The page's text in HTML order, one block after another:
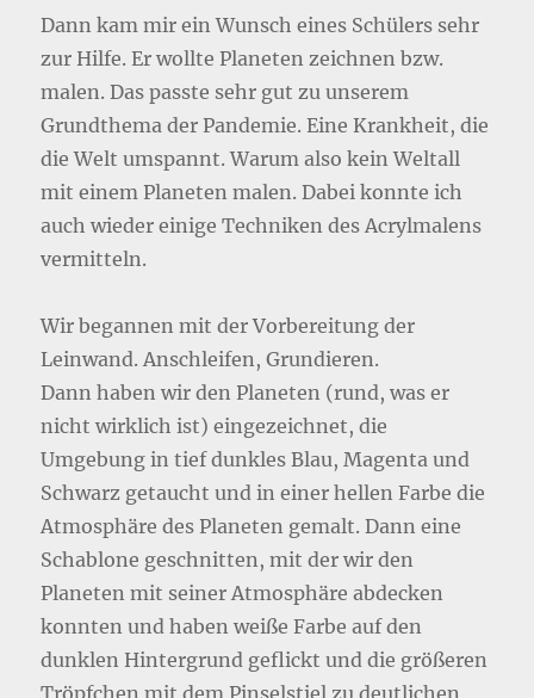
Dann kam mir ein Wunsch eines Schülers sehr
zur Hilfe. Er wollte Planeten zeichnen bzw.
malen. Das passte sehr gut zu unserem
Grundthema der Pandemie. Eine Krankheit, die
die Welt umspannt. Warum also kein Weltall
mit einem Planeten malen. Dabei konnte ich
auch wieder einige Techniken des Acrylmalens
vermitteln.
Wir begannen mit der Vorbereitung der
Leinwand. Anschleifen, Grundieren.
Dann haben wir den Planeten (rund, was er
nicht wirklich ist) eingezeichnet, die
Umgebung in tief dunkles Blau, Magenta und
Schwarz getaucht und in einer hellen Farbe die
Atmosphäre des Planeten gemalt. Dann eine
Schablone geschnitten, mit der wir den
Planeten mit seiner Atmosphäre abdecken
konnten und haben weiße Farbe auf den
dunklen Hintergrund geflickt und die größeren
Tröpfchen mit dem Pinselstiel zu deutlichen